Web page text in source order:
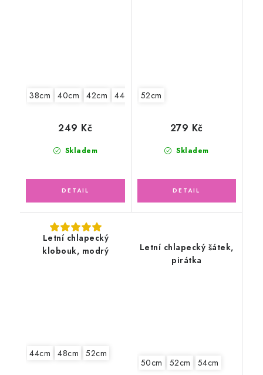
38cm 40cm 42cm 44cm 46cm
Skladem
249 Kč
52cm
Skladem
279 Kč
Letní chlapecký
klobouk, modrý
44cm 48cm 52cm
Letní chlapecký šátek,
pirátka
50cm 52cm 54cm